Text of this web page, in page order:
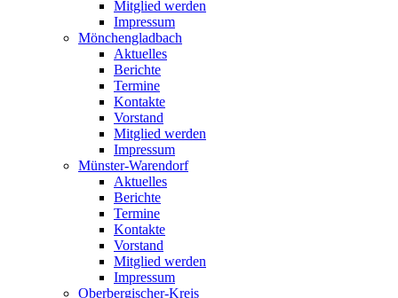
Mitglied werden
Impressum
Mönchengladbach
Aktuelles
Berichte
Termine
Kontakte
Vorstand
Mitglied werden
Impressum
Münster-Warendorf
Aktuelles
Berichte
Termine
Kontakte
Vorstand
Mitglied werden
Impressum
Oberbergischer-Kreis